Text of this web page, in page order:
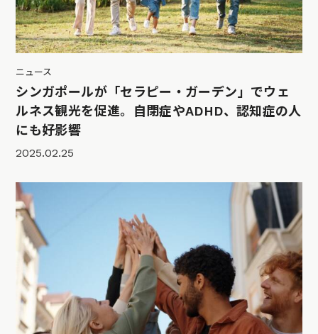
ニュース
シンガポールが「セラピー・ガーデン」でウェ
ルネス観光を促進。自閉症やADHD、認知症の人
にも好影響
2025.02.25